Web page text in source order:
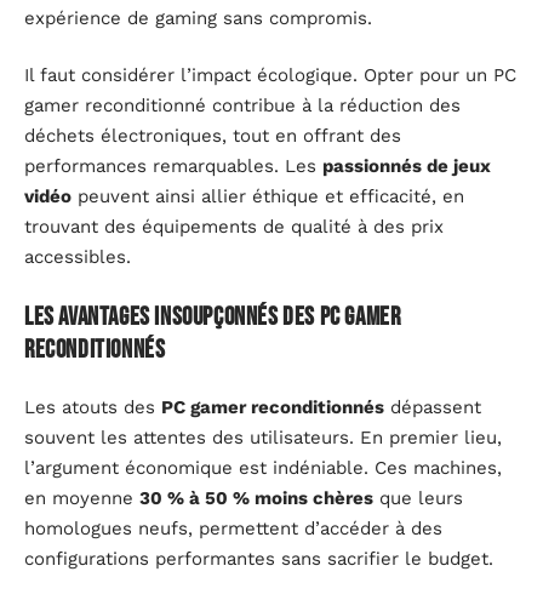
expérience de gaming sans compromis.
Il faut considérer l’impact écologique. Opter pour un PC
gamer reconditionné contribue à la réduction des
déchets électroniques, tout en offrant des
performances remarquables. Les passionnés de jeux
vidéo peuvent ainsi allier éthique et efficacité, en
trouvant des équipements de qualité à des prix
accessibles.
Les avantages insoupçonnés des PC gamer
reconditionnés
Les atouts des PC gamer reconditionnés dépassent
souvent les attentes des utilisateurs. En premier lieu,
l’argument économique est indéniable. Ces machines,
en moyenne 30 % à 50 % moins chères que leurs
homologues neufs, permettent d’accéder à des
configurations performantes sans sacrifier le budget.